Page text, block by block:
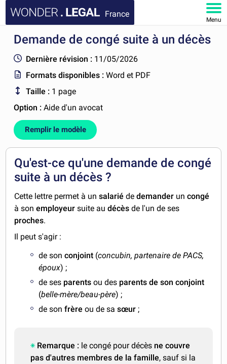
France
Menu
ACCUEIL
DOCUMENTS
FAQ
MON COMPTE
Demande de congé suite à un décès
Dernière révision : 11/05/2026
Formats disponibles :Word et PDF
Taille : 1 page
Option :Aide d'un avocat
Remplir le modèle
Qu'est-ce qu'une demande de congé
suite à un décès ?
Cette lettre permet à unsalarié dedemander un congé
à son employeur suite audécèsde l'un de ses
proches.
Il peut s'agir :
de sonconjoint (concubin, partenaire de PACS,
époux) ;
de ses parentsou des parents de son conjoint
(belle-mère/beau-père) ;
de son frère ou de sasœur ;
Remarque : le congé pour décès ne couvre
pas d'autres membres de la famille, sauf si la